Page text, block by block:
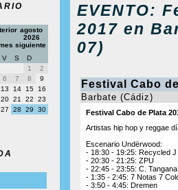
agosto
2026
V S
D
1
2
6 7 8
9
13 14 15
16
20 21 22
23
27 28 29
30
EVENTO:
2017 en
07)
Festival Cabo
Barbate (Cádiz)
Festival Cabo de Plata
Artistas hip hop y reggae
Escenario Undërwood:
- 18:30 - 19:25: Recycled J
- 20:30 - 21:25: ZPU
- 22:45 - 23:55: C. Tangana
- 1:35 - 2:45: 7 Notas 7
- 3:50 - 4:45: Dremen